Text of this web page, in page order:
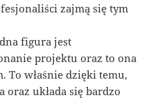
zajmą się tym
figura jest
projektu oraz to ona
To właśnie dzięki temu,
oraz układa się bardzo